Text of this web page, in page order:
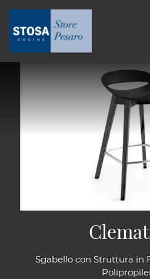
Sgabello con Struttura in